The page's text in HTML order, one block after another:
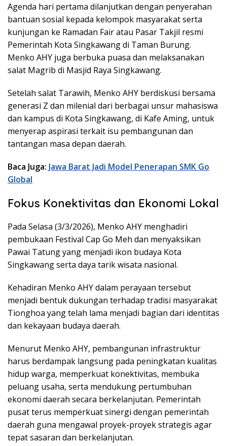
Agenda hari pertama dilanjutkan dengan penyerahan
bantuan sosial kepada kelompok masyarakat serta
kunjungan ke Ramadan Fair atau Pasar Takjil resmi
Pemerintah Kota Singkawang di Taman Burung.
Menko AHY juga berbuka puasa dan melaksanakan
salat Magrib di Masjid Raya Singkawang.
Setelah salat Tarawih, Menko AHY berdiskusi bersama
generasi Z dan milenial dari berbagai unsur mahasiswa
dan kampus di Kota Singkawang, di Kafe Aming, untuk
menyerap aspirasi terkait isu pembangunan dan
tantangan masa depan daerah.
Baca Juga: Jawa Barat Jadi Model Penerapan SMK Go
Global
Fokus Konektivitas dan Ekonomi Lokal
Pada Selasa (3/3/2026), Menko AHY menghadiri
pembukaan Festival Cap Go Meh dan menyaksikan
Pawai Tatung yang menjadi ikon budaya Kota
Singkawang serta daya tarik wisata nasional.
Kehadiran Menko AHY dalam perayaan tersebut
menjadi bentuk dukungan terhadap tradisi masyarakat
Tionghoa yang telah lama menjadi bagian dari identitas
dan kekayaan budaya daerah.
Menurut Menko AHY, pembangunan infrastruktur
harus berdampak langsung pada peningkatan kualitas
hidup warga, memperkuat konektivitas, membuka
peluang usaha, serta mendukung pertumbuhan
ekonomi daerah secara berkelanjutan. Pemerintah
pusat terus memperkuat sinergi dengan pemerintah
daerah guna mengawal proyek-proyek strategis agar
tepat sasaran dan berkelanjutan.